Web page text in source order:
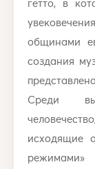
гетто, в
общинами
создания
Среди
исходящие